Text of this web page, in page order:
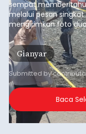
sempat
melalui pesan
mengirimkan foto
istrinya.
Gianyar
Submitted by
Baca